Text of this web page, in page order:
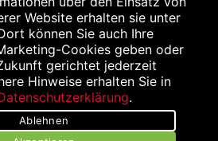
solange der Vorrat reicht. Für Druck-
lesen Sie die Packungsbeilage und fragen
in unserer Vor-Ort-Apotheke.
des Herstellers (UVP).
by apovena.de
Website erhalten sie unter
können Sie auch Ihre
Cookies geben oder
gerichtet jederzeit
Hinweise erhalten Sie in
.
Ablehnen